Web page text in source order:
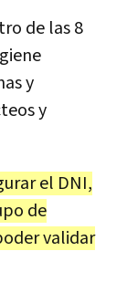
de las 8
y
y
el DNI,
de
validar